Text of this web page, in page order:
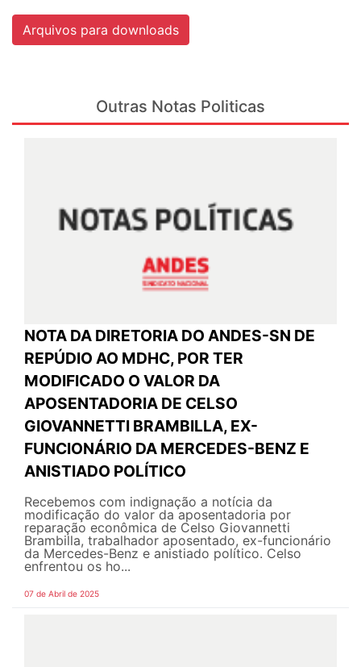
Arquivos para downloads
Outras Notas Politicas
NOTA DA DIRETORIA DO ANDES-SN DE
REPÚDIO AO MDHC, POR TER
MODIFICADO O VALOR DA
APOSENTADORIA DE CELSO
GIOVANNETTI BRAMBILLA, EX-
FUNCIONÁRIO DA MERCEDES-BENZ E
ANISTIADO POLÍTICO
Recebemos com indignação a notícia da
modificação do valor da aposentadoria por
reparação econômica de Celso Giovannetti
Brambilla, trabalhador aposentado, ex-funcionário
da Mercedes-Benz e anistiado político. Celso
enfrentou os ho...
07 de Abril de 2025